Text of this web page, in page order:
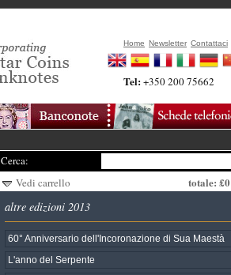
Home Newsletter Contattaci
Tel:+350 200 75662
Cerca:
Vedi carrello
totale: £0
altre edizioni 2013
60° Anniversario dell'Incoronazione di Sua Maestà
L'anno del Serpente